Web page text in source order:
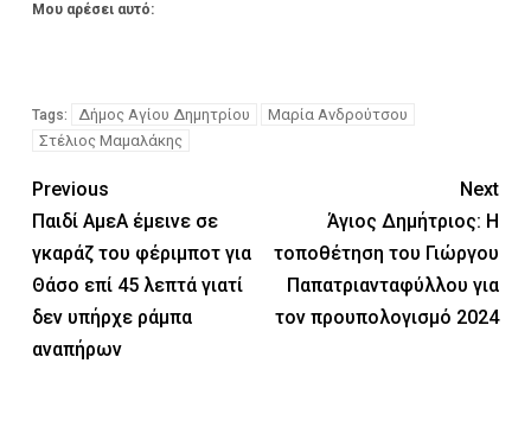
Μου αρέσει αυτό:
Tags: Δήμος Αγίου Δημητρίου
Μαρία Ανδρούτσου
Στέλιος Μαμαλάκης
Previous
Παιδί ΑμεΑ έμεινε σε
γκαράζ του φέριμποτ για
Θάσο επί 45 λεπτά γιατί
δεν υπήρχε ράμπα
αναπήρων
Next
Άγιος Δημήτριος: Η
τοποθέτηση του Γιώργου
Παπατριανταφύλλου για
τον προυπολογισμό 2024